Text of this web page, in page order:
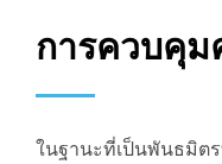
การควบคุ
ในฐานะที่เป็นพันธมิต